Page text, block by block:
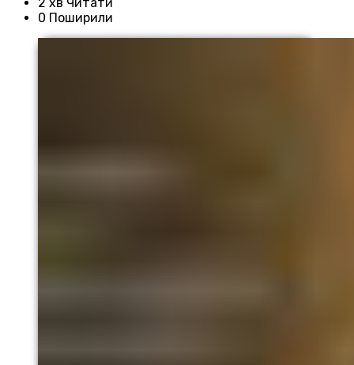
0 Поширили